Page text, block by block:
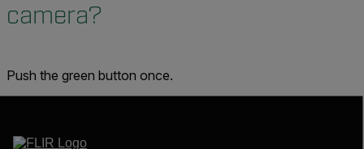
camera?
Push the green button once.